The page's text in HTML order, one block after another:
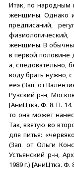
Итак, по народным
женщины. Однако и
предписаний,
женщины. В
в первой половине
а, следовательно,
воду брать нужно,
её» (Зап. от
Рузский р-н,
[АниЦткэ. Ф. 8. П. 14.
то она может
Так, взятую во
для питья:
(Зап. от Ольги
Устьянский р-н,
1989 г.) [АниЦткэ. Ф.